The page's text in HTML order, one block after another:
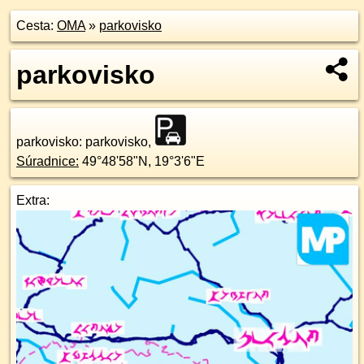
Cesta: OMA» parkovisko
parkovisko
parkovisko: parkovisko,
Súradnice: 49°48'58"N , 19°3'6"E
Extra: